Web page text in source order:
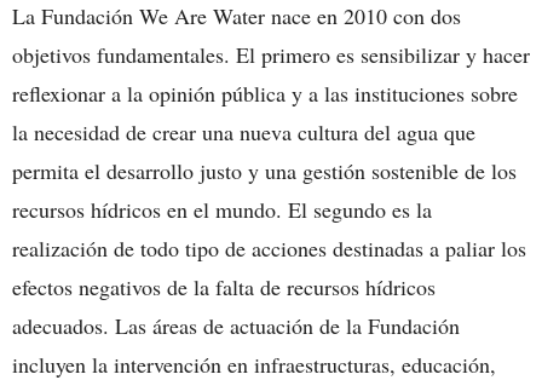
La Fundación We Are Water nace en 2010 con dos
objetivos fundamentales. El primero es sensibilizar y hacer
reflexionar a la opinión pública y a las instituciones sobre
la necesidad de crear una nueva cultura del agua que
permita el desarrollo justo y una gestión sostenible de los
recursos hídricos en el mundo. El segundo es la
realización de todo tipo de acciones destinadas a paliar los
efectos negativos de la falta de recursos hídricos
adecuados. Las áreas de actuación de la Fundación
incluyen la intervención en infraestructuras, educación,